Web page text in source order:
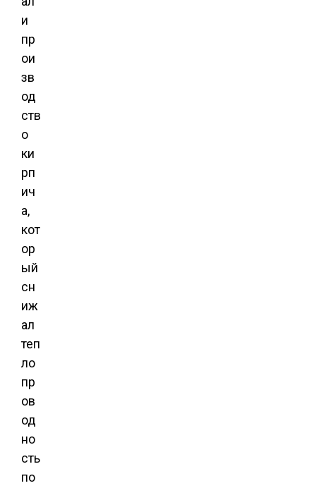
и
пр
ои
зв
од
ств
о
ки
рп
ич
а,
кот
ор
ый
сн
иж
ал
теп
ло
пр
ов
од
но
сть
по